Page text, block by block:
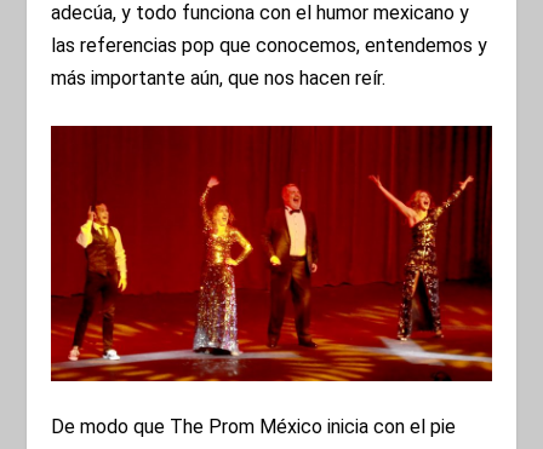
adecúa, y todo funciona con el humor mexicano y
las referencias pop que conocemos, entendemos y
más importante aún, que nos hacen reír.
De modo que The Prom México inicia con el pie